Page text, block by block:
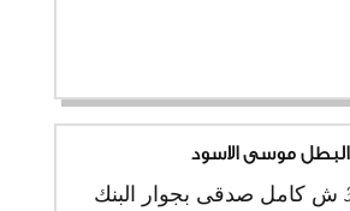
البطل موسى الاسود
الفجاله - 39 ش كامل صدقى بجوار البنك